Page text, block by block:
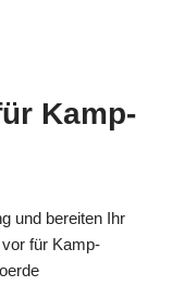
Kamp-
und bereiten Ihr
für Kamp-